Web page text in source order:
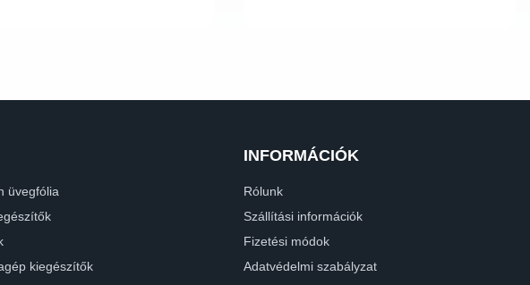
üvegfólia
kiegészítők
INFORMÁCIÓK
Rólunk
Szállítási információk
Fizetési módok
Adatvédelmi szabályzat